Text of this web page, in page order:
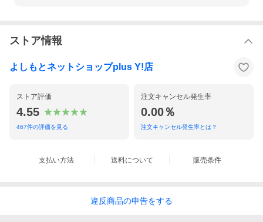
ストア情報
よしもとネットショップplus Y!店
ストア評価
4.55
467件の評価を見る
注文キャンセル発生率
0.00％
注文キャンセル発生率とは？
支払い方法 送料について 販売条件
違反商品の申告をする